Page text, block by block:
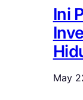
Ini
May